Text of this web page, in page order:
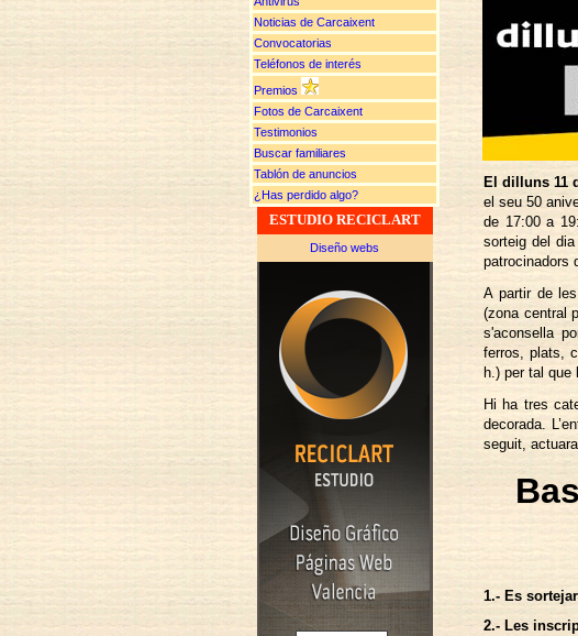
Noticias de Carcaixent
Convocatorias
Teléfonos de interés
Premios
Fotos de Carcaixent
Testimonios
Buscar familiares
Tablón de anuncios
¿Has perdido algo?
ESTUDIO RECICLART
Diseño webs
El dilluns 11
el seu 50
de 17:00 a
sorteig del dia
patrocinadors
A partir de
(zona central
s'aconsella
ferros, plats,
h.) per tal
Hi ha tres
decorada.
seguit,
1.- Es
2.- Les